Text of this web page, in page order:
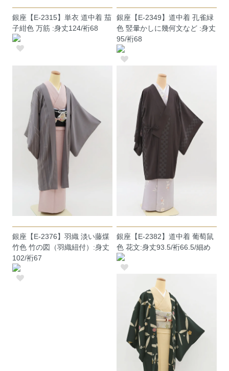
銀座【E-2315】単衣 道中着 茄
子紺色 万筋 :身丈124/裄68
銀座【E-2349】道中着 孔雀緑
色 竪暈かしに幾何文など :身丈
95/裄68
銀座【E-2376】羽織 淡い藤煤
竹色 竹の図（羽織紐付）:身丈
102/裄67
銀座【E-2382】道中着 葡萄鼠
色 花文:身丈93.5/裄66.5/細め